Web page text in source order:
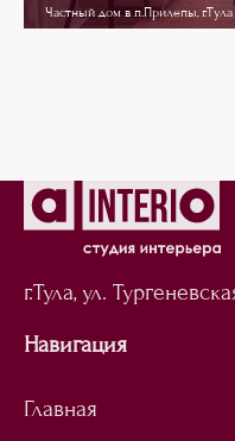
Частный дом в п.Прилепы, г.Тула
г.Тула, ул.
Навигация
Главная